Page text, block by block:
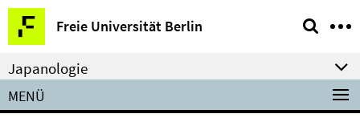
Springe
direkt
zu
Inhalt
Freie Universität Berlin
Service-
Navigation
Japanologie
MENÜ